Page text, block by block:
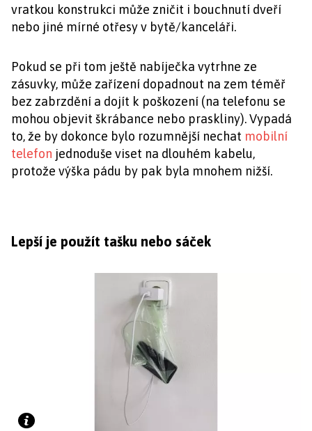
vratkou konstrukci může zničit i bouchnutí dveří
nebo jiné mírné otřesy v bytě/kanceláři.
Pokud se při tom ještě nabíječka vytrhne ze
zásuvky, může zařízení dopadnout na zem téměř
bez zabrzdění a dojít k poškození (na telefonu se
mohou objevit škrábance nebo praskliny). Vypadá
to, že by dokonce bylo rozumnější nechat mobilní
telefon jednoduše viset na dlouhém kabelu,
protože výška pádu by pak byla mnohem nižší.
Lepší je použít tašku nebo sáček